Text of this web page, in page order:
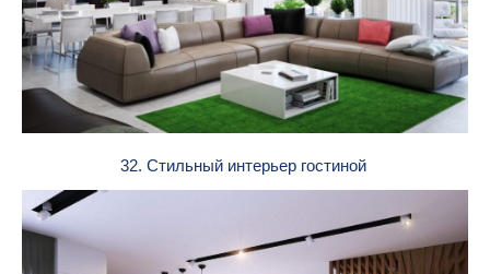
32. Стильный интерьер гостиной